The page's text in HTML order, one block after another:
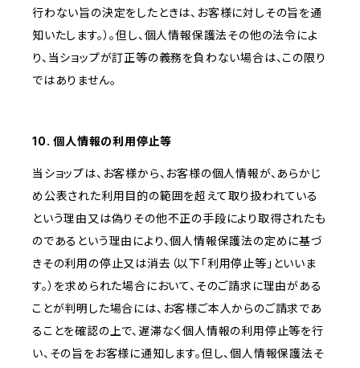
行わない旨の決定をしたときは、お客様に対しその旨を通
知いたします。）。但し、個人情報保護法その他の法令によ
り、当ショップが訂正等の義務を負わない場合は、この限り
ではありません。
10. 個人情報の利用停止等
当ショップは、お客様から、お客様の個人情報が、あらかじ
め公表された利用目的の範囲を超えて取り扱われている
という理由又は偽りその他不正の手段により取得されたも
のであるという理由により、個人情報保護法の定めに基づ
きその利用の停止又は消去（以下「利用停止等」といいま
す。）を求められた場合において、そのご請求に理由がある
ことが判明した場合には、お客様ご本人からのご請求であ
ることを確認の上で、遅滞なく個人情報の利用停止等を行
い、その旨をお客様に通知します。但し、個人情報保護法そ